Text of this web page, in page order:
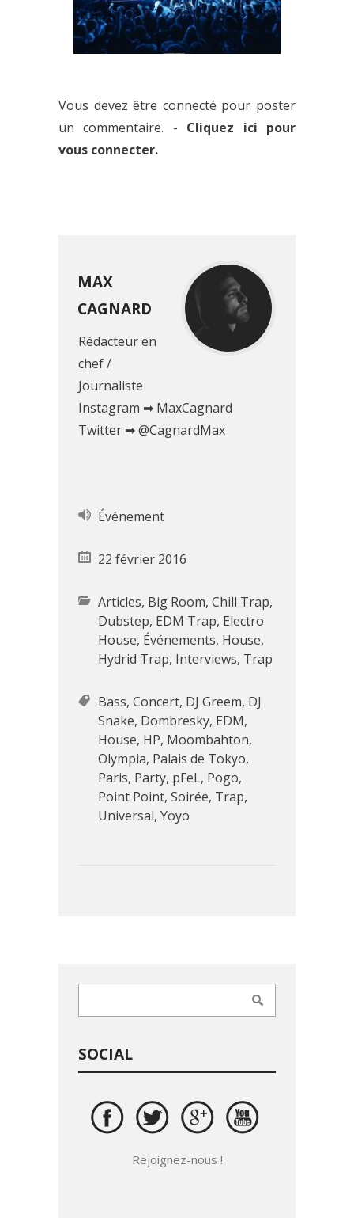
BIEN FERMER SES PORTES
Vous devez être connecté pour poster
un commentaire. - Cliquez ici pour
vous connecter.
MAX
CAGNARD
Rédacteur en
chef /
Journaliste
Instagram ➡ MaxCagnard
Twitter ➡ @CagnardMax
Événement
22 février 2016
Articles, Big Room, Chill Trap,
Dubstep, EDM Trap, Electro
House, Événements, House,
Hydrid Trap, Interviews, Trap
Bass, Concert, DJ Greem, DJ
Snake, Dombresky, EDM,
House, HP, Moombahton,
Olympia, Palais de Tokyo,
Paris, Party, pFeL, Pogo,
Point Point, Soirée, Trap,
Universal, Yoyo
SOCIAL
Rejoignez-nous !